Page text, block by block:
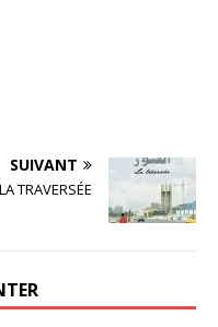
SUIVANT
LA TRAVERSÉE